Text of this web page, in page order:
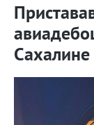
Сахалине